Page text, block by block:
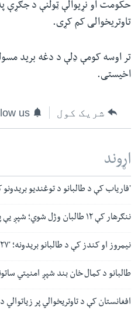
حکومت او نړیوالې ټولنې د
تاوتریخوالی کم کړی.
تر اوسه کومې ډلې د دغه برید
اخیستی.
شریک کول us
اړوند
'فاریاب کې د طالبانو د توغندیو بریدونو کې ۴ ملکیان وژل
ننګرهار کې ۱۲ طالبان وژل شوي؛ شپږ یې پاکستانیان دي- چارواکي
نیمروز او کندز کې د طالبانو بریدونه؛ '۲۷ افغان سرتیري وژل شوي'
طالبانو د کمال خان بند شپږ امنیتي
افغانستان کې د تاوتریخوالي پر